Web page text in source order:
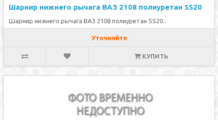
Шарнир нижнего рычага ВАЗ 2108 полиуретан SS20
Шарнир нижнего рычага ВАЗ 2108 полиуретан SS20..
Уточняйте
КУПИТЬ